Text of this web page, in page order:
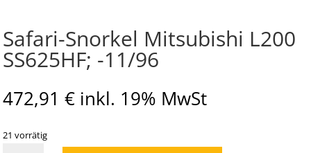
Safari-Snorkel Mitsubishi L200
SS625HF; -11/96
472,91 € inkl. 19% MwSt
21 vorrätig